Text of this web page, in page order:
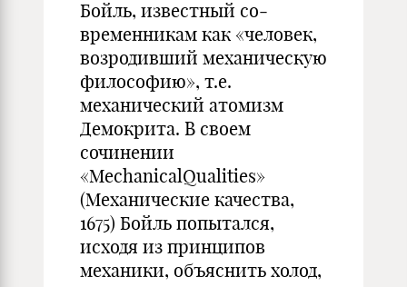
Бойль, известный со­
временникам как «человек,
возродивший механическую
филосо­фию», т.е.
механический атомизм
Демокрита. В своем
сочинении
«MechanicalQualities»
(Механические качества,
1675) Бойль по­пытался,
исходя из принципов
механики, объяснить холод,